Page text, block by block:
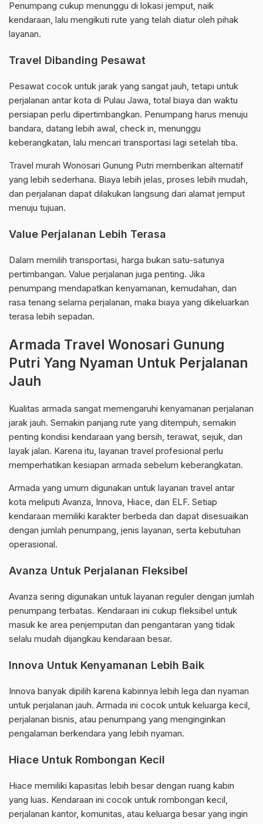
Penumpang cukup menunggu di lokasi jemput, naik
kendaraan, lalu mengikuti rute yang telah diatur oleh pihak
layanan.
Travel Dibanding Pesawat
Pesawat cocok untuk jarak yang sangat jauh, tetapi untuk
perjalanan antar kota di Pulau Jawa, total biaya dan waktu
persiapan perlu dipertimbangkan. Penumpang harus menuju
bandara, datang lebih awal, check in, menunggu
keberangkatan, lalu mencari transportasi lagi setelah tiba.
Travel murah Wonosari Gunung Putri memberikan alternatif
yang lebih sederhana. Biaya lebih jelas, proses lebih mudah,
dan perjalanan dapat dilakukan langsung dari alamat jemput
menuju tujuan.
Value Perjalanan Lebih Terasa
Dalam memilih transportasi, harga bukan satu-satunya
pertimbangan. Value perjalanan juga penting. Jika
penumpang mendapatkan kenyamanan, kemudahan, dan
rasa tenang selama perjalanan, maka biaya yang dikeluarkan
terasa lebih sepadan.
Armada Travel Wonosari Gunung
Putri Yang Nyaman Untuk Perjalanan
Jauh
Kualitas armada sangat memengaruhi kenyamanan perjalanan
jarak jauh. Semakin panjang rute yang ditempuh, semakin
penting kondisi kendaraan yang bersih, terawat, sejuk, dan
layak jalan. Karena itu, layanan travel profesional perlu
memperhatikan kesiapan armada sebelum keberangkatan.
Armada yang umum digunakan untuk layanan travel antar
kota meliputi Avanza, Innova, Hiace, dan ELF. Setiap
kendaraan memiliki karakter berbeda dan dapat disesuaikan
dengan jumlah penumpang, jenis layanan, serta kebutuhan
operasional.
Avanza Untuk Perjalanan Fleksibel
Avanza sering digunakan untuk layanan reguler dengan jumlah
penumpang terbatas. Kendaraan ini cukup fleksibel untuk
masuk ke area penjemputan dan pengantaran yang tidak
selalu mudah dijangkau kendaraan besar.
Innova Untuk Kenyamanan Lebih Baik
Innova banyak dipilih karena kabinnya lebih lega dan nyaman
untuk perjalanan jauh. Armada ini cocok untuk keluarga kecil,
perjalanan bisnis, atau penumpang yang menginginkan
pengalaman berkendara yang lebih nyaman.
Hiace Untuk Rombongan Kecil
Hiace memiliki kapasitas lebih besar dengan ruang kabin
yang luas. Kendaraan ini cocok untuk rombongan kecil,
perjalanan kantor, komunitas, atau keluarga besar yang ingin